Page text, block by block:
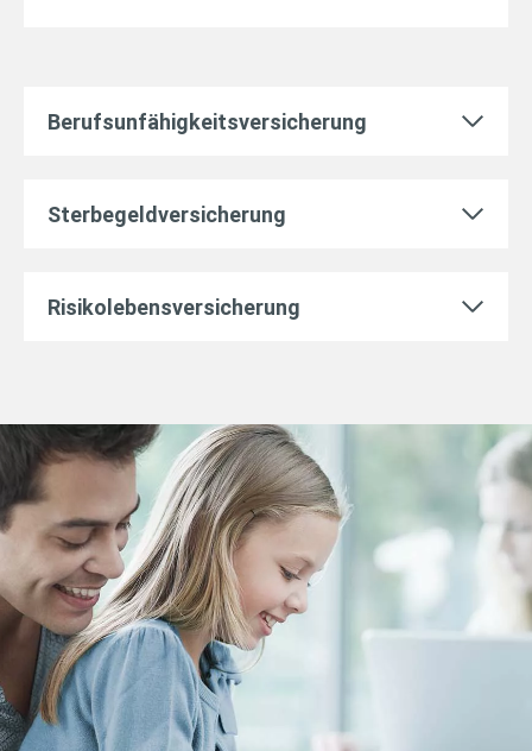
Berufsunfähigkeitsversicherung
Sterbegeldversicherung
Risikolebensversicherung